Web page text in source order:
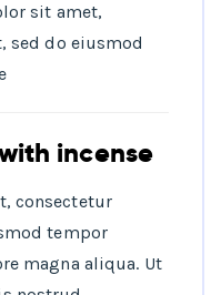
sit amet,
sed do eiusmod
incense
consectetur
tempor
magna aliqua. Ut